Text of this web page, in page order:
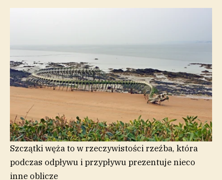
Szczątki węża to w rzeczywistości rzeźba, która
podczas odpływu i przypływu prezentuje nieco
inne oblicze